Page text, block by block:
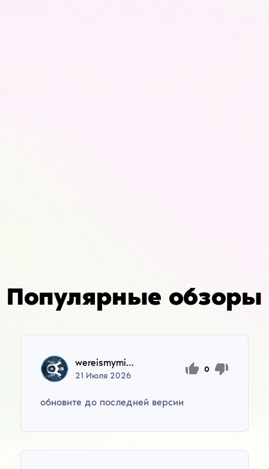
Популярные обзоры
wereismymind7646
21 Июля 2026
0
обновите до последней версии